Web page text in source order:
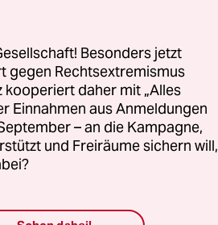
sie
Besonders jetzt
gegen Rechtsextremismus
kooperiert daher mit „Alles
Einnahmen aus Anmeldungen
– an die Kampagne,
und Freiräume sichern will,